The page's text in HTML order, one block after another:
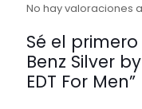
No hay valoraciones
Sé el
Benz Silver
EDT For Men”